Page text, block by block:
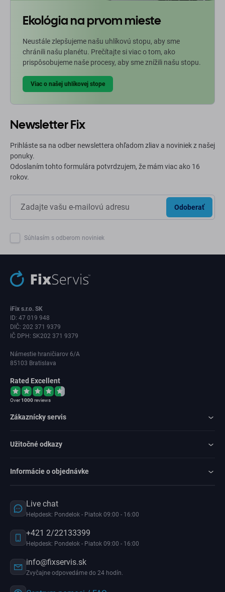
Ekológia na prvom mieste
Neustále zlepšujeme našu uhlíkovú stopu, aby sme
chránili našu planétu. Prečítajte si viac o tom, ako
prispôsobujeme naše procesy, aby sme znížili našu stopu.
Viac o našej uhlíkovej stope
Newsletter Fix
Prihláste sa na odber newslettera ohľadom zliav a noviniek z našej
ponuky.
Odoslaním tohto formulára potvrdzujem, že mám viac ako 16
rokov.
Odoberať
Súhlasím s odberom noviniek
iFix s.r.o. SK
ID: 47 019 948
DIČ: 202 371 9379
IČ DPH: SK202 371 9379
Námestie hraničiarov 6/A
85103 Bratislava
Rated Excellent
Over1000reviews
Zákaznícky servis
Užitočné odkazy
Informácie o objednávke
Live chat
Helpdesk: Pondelok - Piatok 09:00 - 16:00
+421 2/22133399
Helpdesk: Pondelok - Piatok 09:00 - 16:00
info@fixservis.sk
Zvyčajne odpovedáme do 24 hodín.